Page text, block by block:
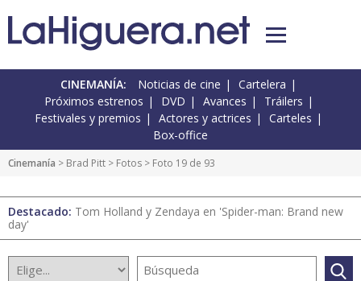
CINEMANÍA: Noticias de cine
Cartelera
Próximos estrenos
DVD Avances
Tráilers
Festivales y premios
Actores y actrices
Carteles
Box-office
Cinemanía > Brad Pitt > Fotos > Foto 19 de 93
Destacado: Tom Holland y Zendaya en 'Spider-man: Brand new
day'